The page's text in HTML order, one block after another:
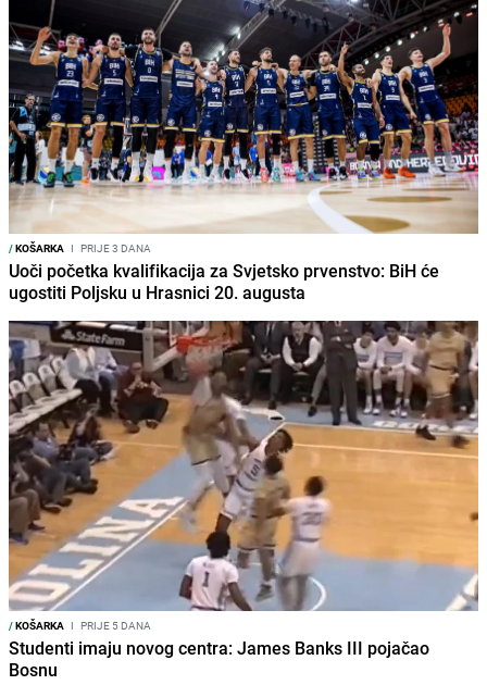
/KOŠARKA I PRIJE 3 DANA
Uoči početka kvalifikacija za Svjetsko prvenstvo: BiH će
ugostiti Poljsku u Hrasnici 20. augusta
/KOŠARKA I PRIJE 5 DANA
Studenti imaju novog centra: James Banks III pojačao
Bosnu